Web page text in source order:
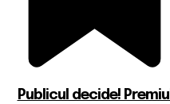
Publicul decide! Premiul